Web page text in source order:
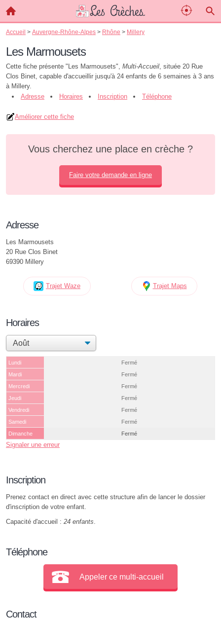
Accueil > Auvergne-Rhône-Alpes > Rhône > Millery
Les Marmousets
Cette fiche présente "Les Marmousets", Multi-Accueil, située 20 Rue
Clos Binet, capable d'accueillir jusqu'à 24 enfants de 6 semaines à 3 ans
à Millery.
Adresse
Horaires Inscription Téléphone
Améliorer cette fiche
Vous cherchez une place en crèche ?
Faire votre demande en ligne
Adresse
Les Marmousets
20 Rue Clos Binet
69390 Millery
Trajet Waze Trajet Maps
Horaires
Lundi
Fermé
Mardi
Fermé
Mercredi
Fermé
Jeudi
Fermé
Vendredi
Fermé
Samedi
Fermé
Dimanche
Fermé
Signaler une erreur
Inscription
Prenez contact en direct avec cette structure afin de lancer le dossier
d'inscription de votre enfant.
Capacité d'accueil : 24 enfants.
Téléphone
Appeler ce multi-accueil
Contact